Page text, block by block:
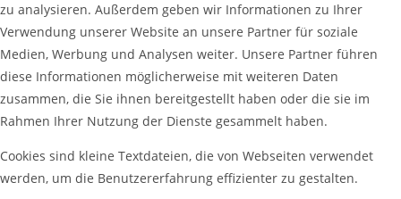
zu analysieren. Außerdem geben wir Informationen zu Ihrer
Verwendung unserer Website an unsere Partner für soziale
Medien, Werbung und Analysen weiter. Unsere Partner führen
diese Informationen möglicherweise mit weiteren Daten
zusammen, die Sie ihnen bereitgestellt haben oder die sie im
Rahmen Ihrer Nutzung der Dienste gesammelt haben.
Cookies sind kleine Textdateien, die von Webseiten verwendet
werden, um die Benutzererfahrung effizienter zu gestalten.